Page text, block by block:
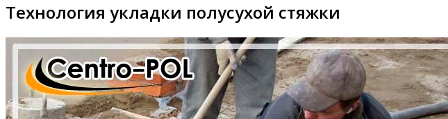
Технология укладки полусухой стяжки